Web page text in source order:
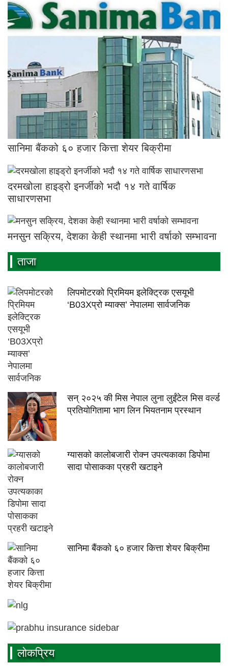
सानिमा बैंकको ६० हजार कित्ता शेयर बिक्रीमा
दरमखोला हाइड्रो इनर्जीको भदौ १४ गते वार्षिक
साधारणसभा
मनसुन सक्रिय, देशका केही स्थानमा भारी वर्षाको सम्भावना
ताजा
लिपमोटरको प्रिमियम इलेक्ट्रिक एसयूभी
‘B03Xप्रो म्याक्स’ नेपालमा सार्वजनिक
सन् २०२५ की मिस नेपाल लुना लुईंटेल मिस वर्ल्ड
प्रतियोगितामा भाग लिन भियतनाम प्रस्थान
ग्यासको कालोबजारी रोक्न उपत्यकाका डिपोमा
सादा पोसाकका प्रहरी खटाइने
सानिमा बैंकको ६० हजार कित्ता शेयर बिक्रीमा
लाेकप्रिय